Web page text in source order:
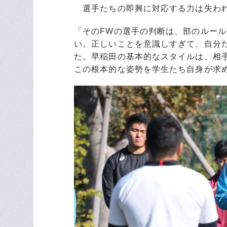
選手たちの即興に対応する力は失わ
「そのFWの選手の判断は、部のルー
い。正しいことを意識しすぎて、自分
た。早稲田の基本的なスタイルは、相
この根本的な姿勢を学生たち自身が求